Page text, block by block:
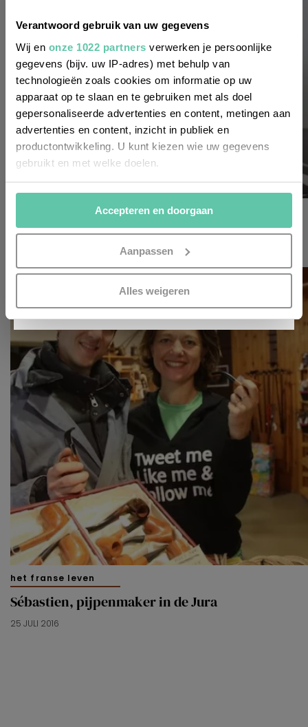
Verantwoord gebruik van uw gegevens
Wij en onze 1022 partners verwerken je persoonlijke
gegevens (bijv. uw IP-adres) met behulp van
technologieën zoals cookies om informatie op uw
apparaat op te slaan en te gebruiken met als doel
gepersonaliseerde advertenties en content, metingen aan
advertenties en content, inzicht in publiek en
productontwikkeling. U kunt kiezen wie uw gegevens
gebruikt en met welke doelen.
Als u het toestaat, willen we ook graag:
Informatie verzamelen over uw geografische
locatie, die tot een paar meter nauwkeurig kan zijn
Uw apparaat identificeren door het actief te
scannen op specifieke eigenschappen (fingerprinting)
verwerkt en stel uw voorkeuren in het
U kunt uw toestemming op elk moment wijzigen of
intrekken in de Cookieverklaring.
Kijk vooral rond en laat je inspireren. Voordat je dat doet,
informeren we je over het gebruik van
analytische en
functionele cookies
om je een optimale
gebruikerservaring te bieden. Ook plaatsen wij cookies
van derde partijen om gepersonaliseerde advertenties te
tonen en/of de inhoud van de advertenties op je
voorkeuren af te stemmen. Je kunt je voorkeuren
beheren via ‘Zelf instellen’. Klik je op ‘Accepteren en
doorgaan’ dan ga je akkoord met het gebruik van alle
cookies zoals omschreven in onzeCookieverklaring
Merci!
Accepteren en doorgaan
Aanpassen
Alles weigeren
het franse leven
Arnaud, absintmaker in de Jura
het franse leven
Sébastien, pijpenmaker in de Jura
25 JULI 2016
Wil je altijd als eerste op de hoogte zijn
van de laatste nieuwtjes, leuke adressen
en inspirerende tips voor Frankrijk? Meld
je dan aan voor onze 2-wekelijkse
nieuwsbrief. Zo gedaan!